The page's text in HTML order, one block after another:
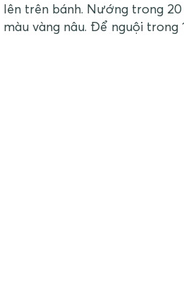
lên trên bánh. Nướng trong
màu vàng nâu. Để nguội